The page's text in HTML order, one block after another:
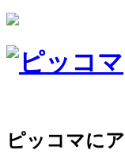
ピッコマに